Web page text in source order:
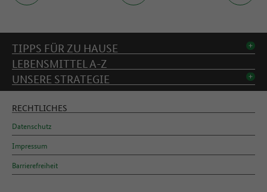
Inhaltsverzeichnis
TIPPS FÜR ZU HAUSE
LEBENSMITTEL A-Z
UNSERE STRATEGIE
RECHTLICHES
Datenschutz
Impressum
Barrierefreiheit